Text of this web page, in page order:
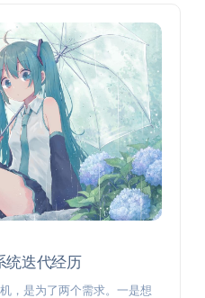
统迭代经历
，是为了两个需求。一是想